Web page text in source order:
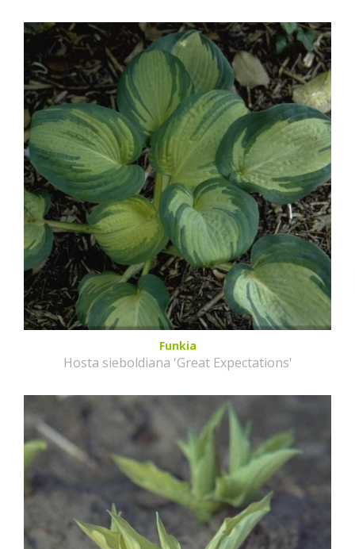
Funkia
Hosta sieboldiana 'Great Expectations'